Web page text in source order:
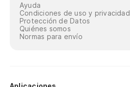
Ayuda
Condiciones de uso y privacidad
Protección de Datos
Quiénes somos
Normas para envío